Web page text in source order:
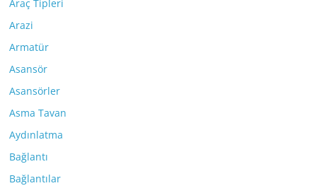
Araç Tipleri
Arazi
Armatür
Asansör
Asansörler
Asma Tavan
Aydınlatma
Bağlantı
Bağlantılar